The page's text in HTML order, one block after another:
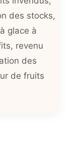
des stocks,
glace à
, revenu
des
de fruits